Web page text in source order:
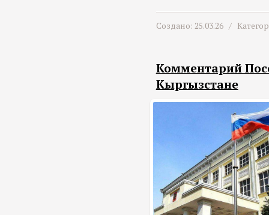
Создано: 25.03.26 /
Комментарий
Кыргызстане